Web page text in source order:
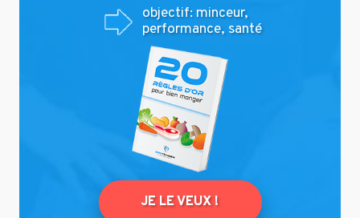
objectif: minceur,
performance, santé
JE LE VEUX !